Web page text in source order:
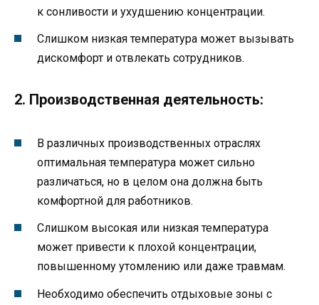
к сонливости и ухудшению концентрации.
Слишком низкая температура может вызывать
дискомфорт и отвлекать сотрудников.
2. Производственная деятельность:
В различных производственных отраслях
оптимальная температура может сильно
различаться, но в целом она должна быть
комфортной для работников.
Слишком высокая или низкая температура
может привести к плохой концентрации,
повышенному утомлению или даже травмам.
Необходимо обеспечить отдыховые зоны с